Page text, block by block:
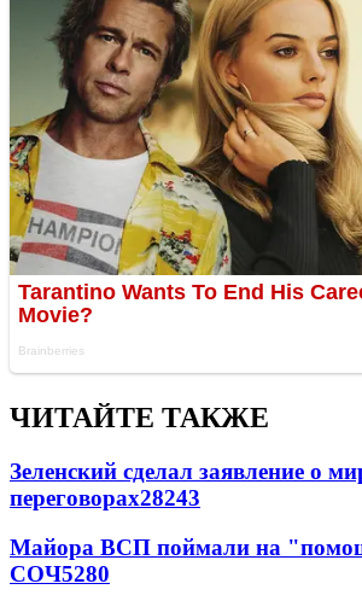
ЧИТАЙТЕ ТАКЖЕ
Зеленский сделал заявление о
переговорах28243
Майора ВСП поймали на
СОЧ5280